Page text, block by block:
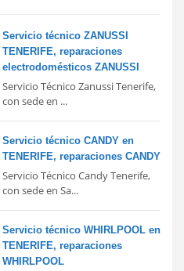
Servicio técnico ZANUSSI
TENERIFE, reparaciones
electrodomésticos ZANUSSI
Servicio Técnico Zanussi Tenerife,
con sede en ...
Servicio técnico CANDY en
TENERIFE, reparaciones CANDY
Servicio Técnico Candy Tenerife,
con sede en Sa...
Servicio técnico WHIRLPOOL en
TENERIFE, reparaciones
WHIRLPOOL